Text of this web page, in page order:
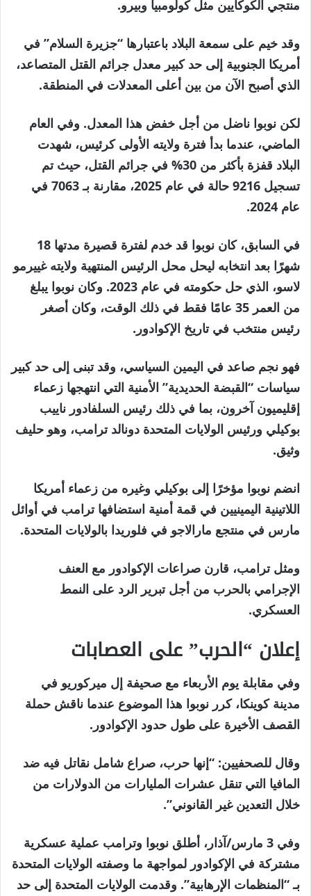
منتجي الكوكايين مثل كولومبيا وبيرو.
وقد خيم على سمعة البلاد باعتبارها “جزيرة السلام” في
أمريكا الجنوبية إلى حد كبير معدل جرائم القتل المتصاعد،
الذي أصبح الآن من بين أعلى المعدلات في المنطقة.
لكن نوبوا ناضل من أجل خفض هذا المعدل. وفي العام
الماضي، عندما بدأ فترة ولايته الأولى كرئيس، شهدت
البلاد قفزة بأكثر من 30% في جرائم القتل، حيث تم
تسجيل 9216 حالة في عام 2025، مقارنة بـ 7063 في
عام 2024.
في السابق، كان نوبوا قد خدم لفترة قصيرة مدتها 18
شهرًا بعد انتخابه ليحل محل الرئيس المنتهية ولايته غييرمو
لاسو، الذي حل حكومته في عام 2023. وكان نوبوا يبلغ
من العمر 35 عامًا فقط في ذلك الوقت، وكان أصغر
رئيس منتخب في تاريخ الإكوادور.
فهو نجم صاعد في اليمين السياسي، وقد تبنى إلى حد كبير
سياسات “القبضة الحديدية” الأمنية التي انتهجها زعماء
إقليميون آخرون، بما في ذلك رئيس السلفادور ناييب
بوكيلي ورئيس الولايات المتحدة دونالد ترامب، وهو حليف
وثيق.
انضم نوبوا مؤخرًا إلى بوكيلي وغيره من زعماء أمريكا
اللاتينية اليمينيين في قمة أمنية استضافها ترامب في أوائل
مارس في منتجع مارالاجو في فلوريدا بالولايات المتحدة.
ومثل ترامب، قارن صراعات الإكوادور مع العنف
الإجرامي بالحرب من أجل تبرير الرد على النمط
العسكري.
إعلان “الحرب” على العصابات
وفي مقابلة يوم الأربعاء مع صحيفة إل ميركوريو في
مدينة كوينكا، كرر نوبوا هذا الموضوع عندما ناقش حملة
القصف الأخيرة على طول حدود الإكوادور.
وقال للصحفيين: “إنها حرب، صراع شامل نقاتل فيه ضد
المافيا التي تنقل عشرات المليارات من الدولارات من
خلال التعدين غير القانوني”.
وفي 3 مارس/آذار، أطلق نوبوا وترامب عملية عسكرية
مشتركة في الإكوادور لمواجهة ما وصفته الولايات المتحدة
بـ “المنظمات الإرهابية”. وقدمت الولايات المتحدة إلى حد